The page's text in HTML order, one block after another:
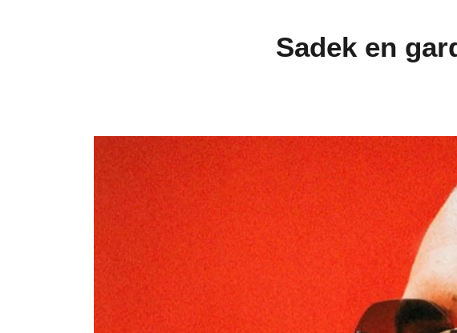
Sadek en